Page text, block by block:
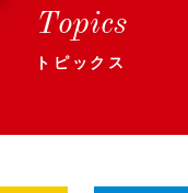
Topics
トピックス